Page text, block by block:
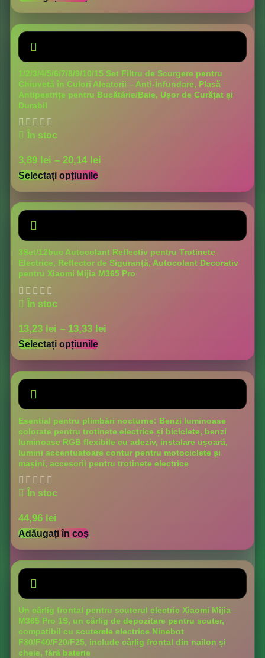
1/2/3/4/5/6/7/8/9/10/15 Set Filtru de Scurgere pentru
Chiuvetă în Culori Aleatorii – Anti-Înfundare, Plasă
Antipestrițe pentru Bucătărie/Baie, Ușor de Curățat și
Durabil
În stoc
3,89 lei – 20,14 lei
Selectați opțiunile
3Set/12buc Autocolant Reflectiv pentru Trotinete
Electrice, Reflector de Siguranță, Autocolant Decorativ
pentru Xiaomi Mijia M365 Pro
În stoc
13,23 lei – 13,33 lei
Selectați opțiunile
Esential pentru plimbări nocturne: Benzi luminoase
colorate pentru trotinete electrice și biciclete, benzi
luminoase RGB flexibile cu adeziv, instalare ușoară,
lumini accentuatoare contur pentru motociclete și
mașini, accesorii pentru trotinete electrice
În stoc
44,96 lei
Adăugați în coș
Un cârlig frontal pentru scuterul electric Xiaomi Mijia
M365 Pro 1S, un cârlig de depozitare pentru scuter,
compatibil cu scuterele electrice Ninebot
F30/F40/F20/F25, include cârlig frontal din nailon și
cheie, fără baterie